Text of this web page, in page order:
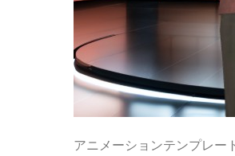
アニメーションテンプレー